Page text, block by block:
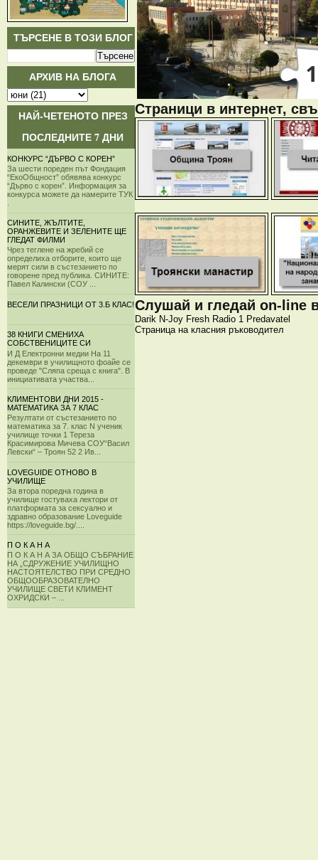
ТЪРСЕНЕ В ТОЗИ БЛОГ
АРХИВ НА БЛОГА
НАЙ-ЧЕТЕНОТО ПРЕЗ
ПОСЛЕДНИТЕ 7 ДНИ
КОНКУРС “ДЪРВО С КОРЕН”
За шести пореден път Фондация
“ЕкоОбщност” обявява конкурс
“Дърво с корен”. Информация за
конкурса можете да намерите ТУК
СИНИТЕ, ЖЪЛТИТЕ,
ОРАНЖЕВИТЕ И ЗЕЛЕНИТЕ ЩЕ
ГЛЕДАТ ФИЛМИ
Чрез теглене на жребий се
определиха отборите, които ще
мерят сили в състезанието по
говорене пред публика. СИНИТЕ:
Павел Калински (СОУ ...
ВЕСЕЛИ ПРАЗНИЦИ ОТ 3.Б КЛАС!
38 КНИГИ СМЕНИХА
СОБСТВЕНИЦИТЕ СИ
И Д Електронни медии На 11
декември в училищното фоайе се
проведе "Сляпа среща с книга". В
инициативата участва...
КЛИМЕНТОВИ ДНИ 2015 -
МАТЕМАТИКА ЗА 7 КЛАС
Резултати от състезанието по
математика за 7. клас N ученик
училище точки 1 Тереза
Красимирова Мичева СОУ“Васил
Левски“ – Троян 52 2 Ив...
LOVEGUIDE ОТНОВО В
УЧИЛИЩЕ
За втора поредна година в
училище гостуваха лектори от
платформата за сексуално и
здравно образование Loveguide
https://loveguide.bg/....
П О К А Н А
П О К А Н А ЗА ОБЩО СЪБРАНИЕ
НА „СДРУЖЕНИЕ УЧИЛИЩНО
НАСТОЯТЕЛСТВО ПРИ СРЕДНО
ОБЩООБРАЗОВАТЕЛНО
УЧИЛИЩЕ СВЕТИ КЛИМЕНТ
ОХРИДСКИ – ...
Страници в интернет,
Слушай и гледай on-line
Darik N-Joy Fresh Radio 1 Predavatel
Страница на класния ръководител